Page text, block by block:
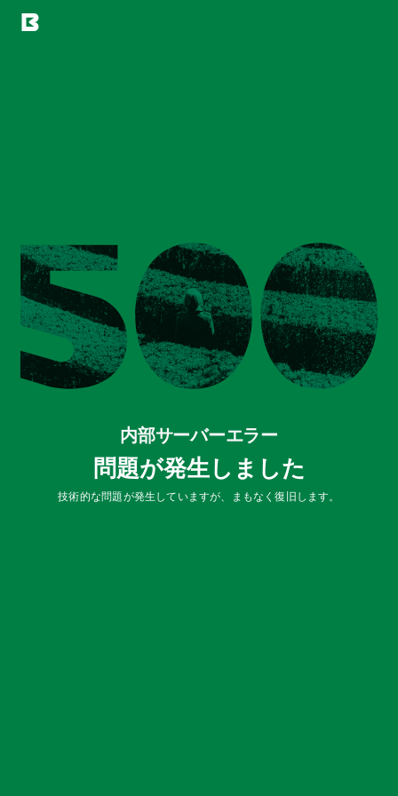
内部サーバーエラー
問題が発生しました
技術的な問題が発生していますが、まもなく復旧します。